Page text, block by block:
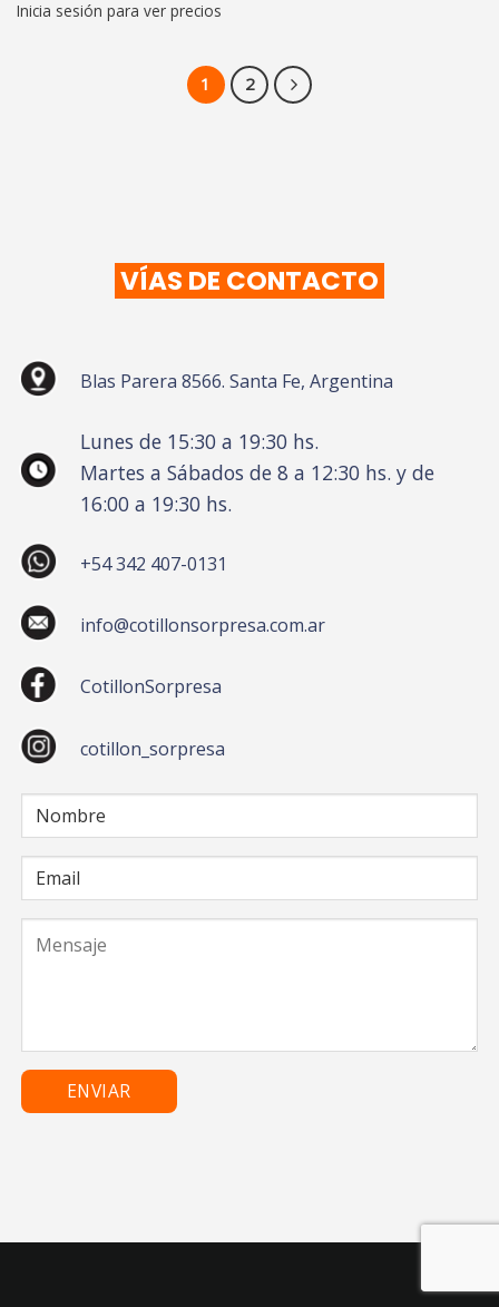
Inicia sesión para ver precios
1 2
VÍAS DE CONTACTO
Blas Parera 8566. Santa Fe, Argentina
Lunes de 15:30 a 19:30 hs.
Martes a Sábados de 8 a 12:30 hs. y de
16:00 a 19:30 hs.
+54 342 407-0131
info@cotillonsorpresa.com.ar
CotillonSorpresa
cotillon_sorpresa